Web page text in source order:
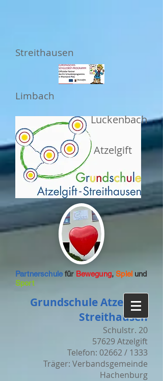
Streithausen
Limbach
Luckenbach
Atzelgift
Partnerschulefür Bewegung,Spiel und
Sport
Grundschule Atzelgift-
Streithausen
Schulstr. 20
57629 Atzelgift
Telefon: 02662 / 1333
Träger: Verbandsgemeinde
Hachenburg